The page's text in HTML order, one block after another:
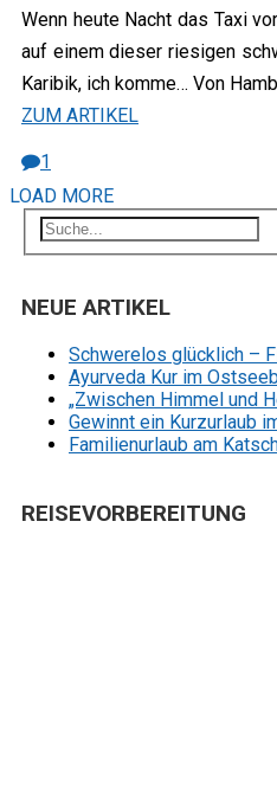
Wenn heute Nacht das Taxi
auf einem dieser riesigen
Karibik, ich komme… Von
ZUM ARTIKEL
1
LOAD MORE
NEUE ARTIKEL
Schwerelos glücklich –
Ayurveda Kur im
„Zwischen Himmel und
Gewinnt ein Kurzurlaub
Familienurlaub am
REISEVORBEREITUNG